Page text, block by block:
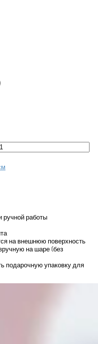
ручной работы
на внешнюю поверхность
на шаре (без
подарочную упаковку для